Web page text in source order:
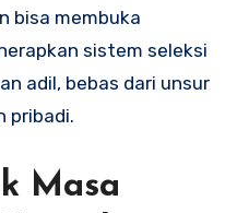
bisa membuka
sistem seleksi
adil, bebas dari unsur
pribadi.
Masa